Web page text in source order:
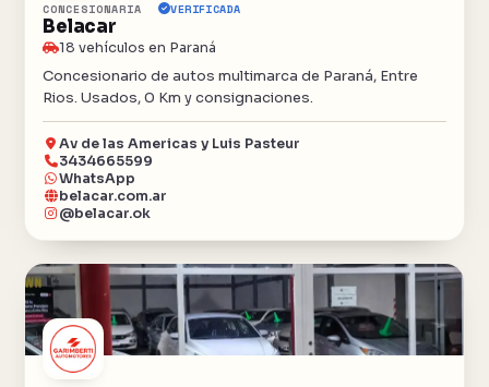
CONCESIONARIA VERIFICADA
Belacar
18 vehículos en Paraná
Concesionario de autos multimarca de Paraná, Entre
Rios. Usados, 0 Km y consignaciones.
Av de las Americas y Luis Pasteur
3434665599
WhatsApp
belacar.com.ar
@belacar.ok